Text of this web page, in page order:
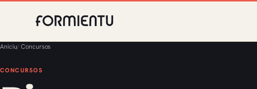
Aniciu/Concursos
CONCURSOS